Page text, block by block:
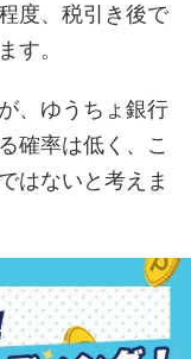
度、税引き後で
す。
、ゆうちょ銀行
確率は低く、こ
はないと考えま